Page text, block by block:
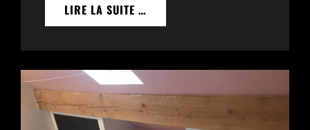
LIRE LA SUITE …
ET
D’UNE